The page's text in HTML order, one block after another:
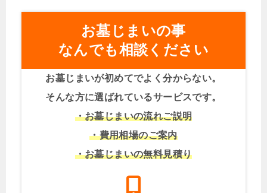
お墓じまいの事
なんでも相談ください
お墓じまいが初めてでよく分からない。
そんな方に選ばれているサービスです。
・お墓じまいの流れご説明
・費用相場のご案内
・お墓じまいの無料見積り